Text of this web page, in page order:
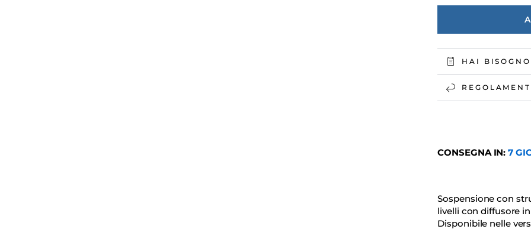
HAI
CONSEGNA IN: 7
Sospensione con
livelli con diffusore
Disponibile nelle